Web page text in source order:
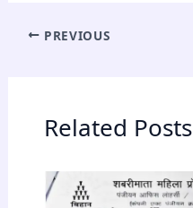
PREVIOUS
Related Posts